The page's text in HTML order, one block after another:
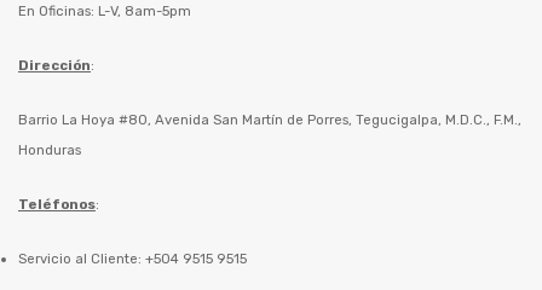
En Oficinas: L-V, 8am-5pm
Dirección:
Barrio La Hoya #80, Avenida San Martín de Porres, Tegucigalpa, M.D.C., F.M.,
Honduras
Teléfonos:
Servicio al Cliente: +504 9515 9515